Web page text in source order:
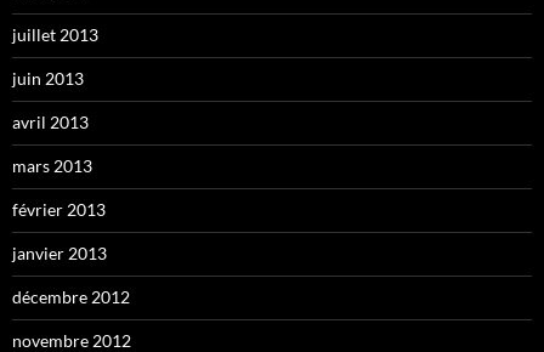
juillet 2013
juin 2013
avril 2013
mars 2013
février 2013
janvier 2013
décembre 2012
novembre 2012